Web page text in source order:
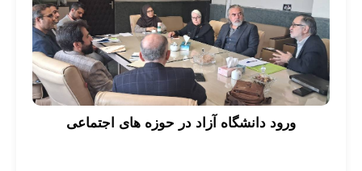
ورود دانشگاه آزاد در حوزه های اجتماعی